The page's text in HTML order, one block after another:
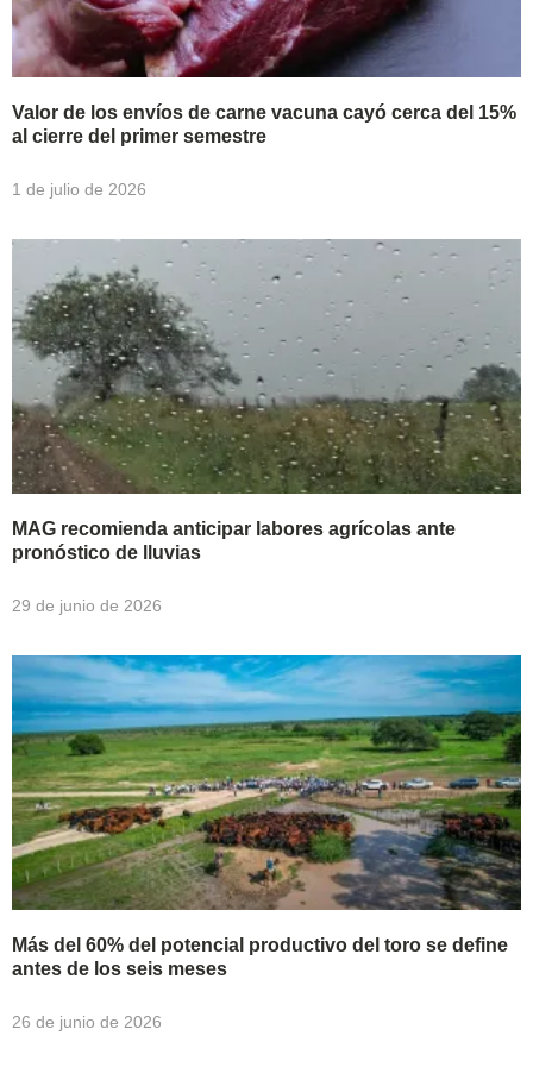
Valor de los envíos de carne vacuna cayó cerca del 15%
al cierre del primer semestre
1 de julio de 2026
MAG recomienda anticipar labores agrícolas ante
pronóstico de lluvias
29 de junio de 2026
Más del 60% del potencial productivo del toro se define
antes de los seis meses
26 de junio de 2026